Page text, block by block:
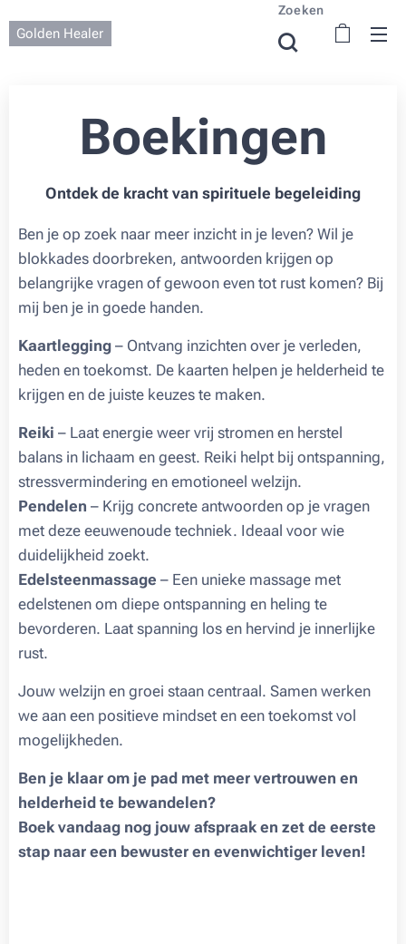
Golden Healer
Zoeken
Boekingen
Ontdek de kracht van spirituele begeleiding
Ben je op zoek naar meer inzicht in je leven? Wil je
blokkades doorbreken, antwoorden krijgen op
belangrijke vragen of gewoon even tot rust komen? Bij
mij ben je in goede handen.
Kaartlegging – Ontvang inzichten over je verleden,
heden en toekomst. De kaarten helpen je helderheid te
krijgen en de juiste keuzes te maken.
Reiki – Laat energie weer vrij stromen en herstel
balans in lichaam en geest. Reiki helpt bij ontspanning,
stressvermindering en emotioneel welzijn.
Pendelen – Krijg concrete antwoorden op je vragen
met deze eeuwenoude techniek. Ideaal voor wie
duidelijkheid zoekt.
Edelsteenmassage – Een unieke massage met
edelstenen om diepe ontspanning en heling te
bevorderen. Laat spanning los en hervind je innerlijke
rust.
Jouw welzijn en groei staan centraal. Samen werken
we aan een positieve mindset en een toekomst vol
mogelijkheden.
Ben je klaar om je pad met meer vertrouwen en
helderheid te bewandelen?
Boek vandaag nog jouw afspraak en zet de eerste
stap naar een bewuster en evenwichtiger leven!